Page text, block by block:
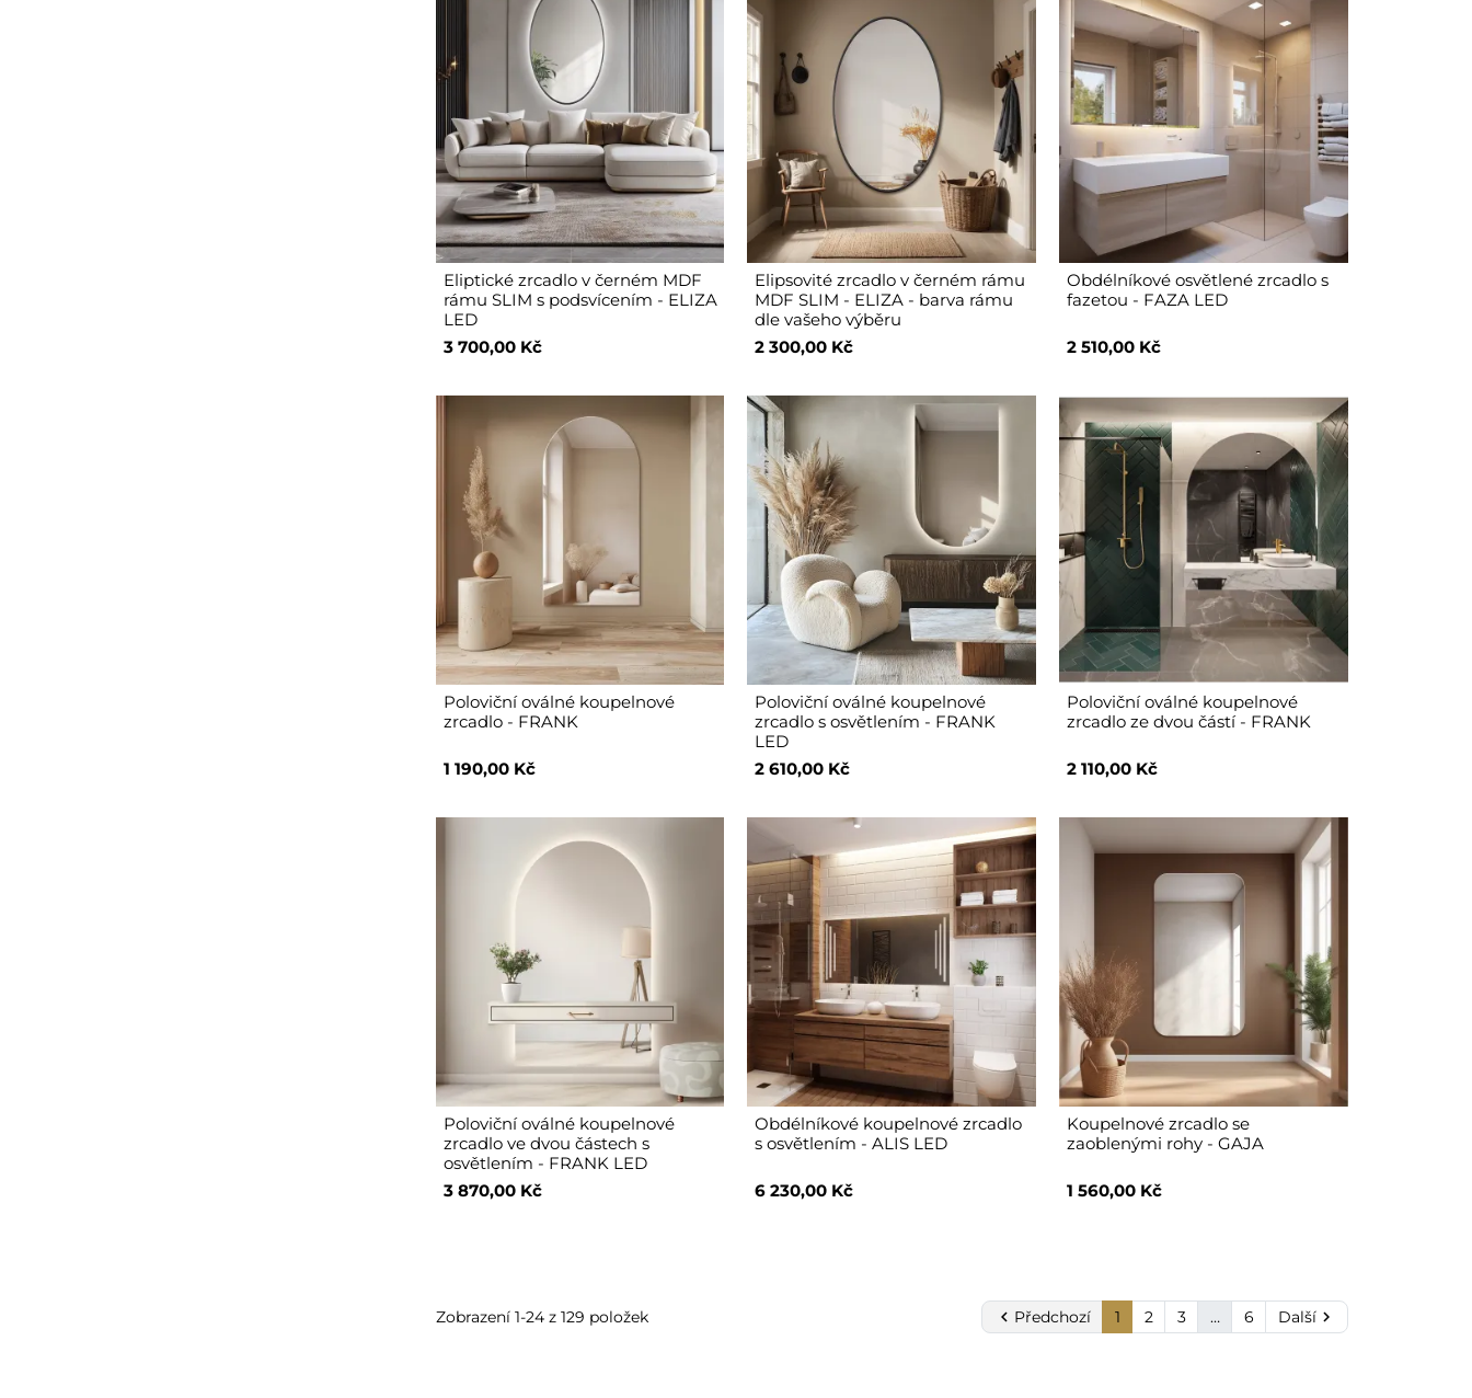
Eliptické zrcadlo v černém MDF
rámu SLIM s podsvícením - ELIZA
LED
3 700,00 Kč
Elipsovité zrcadlo v černém rámu
MDF SLIM - ELIZA - barva rámu
dle vašeho výběru
2 300,00 Kč
Obdélníkové osvětlené zrcadlo s
fazetou - FAZA LED
2 510,00 Kč
Poloviční oválné koupelnové
zrcadlo - FRANK
1 190,00 Kč
Poloviční oválné koupelnové
zrcadlo s osvětlením - FRANK
LED
2 610,00 Kč
Poloviční oválné koupelnové
zrcadlo ze dvou částí - FRANK
2 110,00 Kč
Poloviční oválné koupelnové
zrcadlo ve dvou částech s
osvětlením - FRANK LED
3 870,00 Kč
Obdélníkové koupelnové zrcadlo
s osvětlením - ALIS LED
6 230,00 Kč
Koupelnové zrcadlo se
zaoblenými rohy - GAJA
1 560,00 Kč
Zobrazení 1-24 z 129 položek  Předchozí 1 2 3 … 6 Další